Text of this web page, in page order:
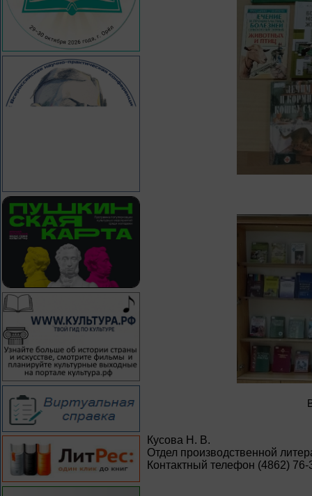
Кусова Н. В.
Отдел производственной
Контактный телефон (4862) 76-